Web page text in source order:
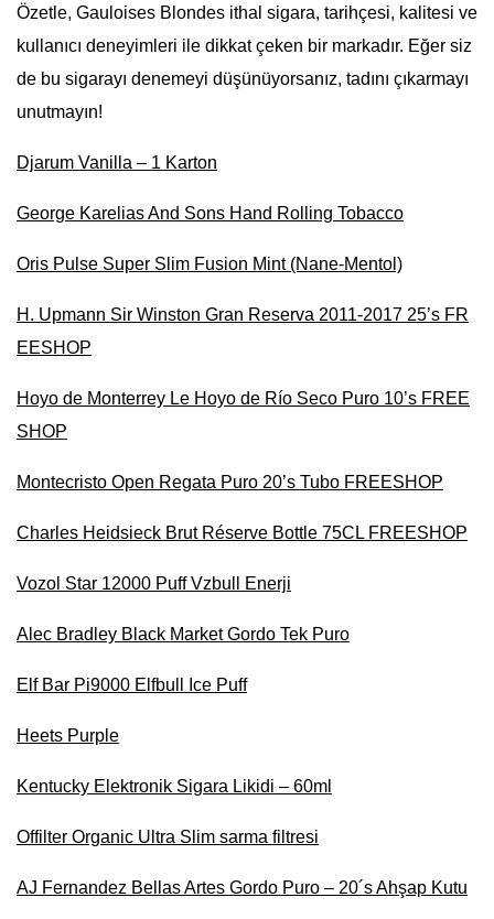
Özetle, Gauloises Blondes ithal sigara, tarihçesi, kalitesi ve
kullanıcı deneyimleri ile dikkat çeken bir markadır. Eğer siz
de bu sigarayı denemeyi düşünüyorsanız, tadını çıkarmayı
unutmayın!
Djarum Vanilla – 1 Karton
George Karelias And Sons Hand Rolling Tobacco
Oris Pulse Super Slim Fusion Mint (Nane-Mentol)
H. Upmann Sir Winston Gran Reserva 2011-2017 25’s FR
EESHOP
Hoyo de Monterrey Le Hoyo de Río Seco Puro 10’s FREE
SHOP
Montecristo Open Regata Puro 20’s Tubo FREESHOP
Charles Heidsieck Brut Réserve Bottle 75CL FREESHOP
Vozol Star 12000 Puff Vzbull Enerji
Alec Bradley Black Market Gordo Tek Puro
Elf Bar Pi9000 Elfbull Ice Puff
Heets Purple
Kentucky Elektronik Sigara Likidi – 60ml
Offilter Organic Ultra Slim sarma filtresi
AJ Fernandez Bellas Artes Gordo Puro – 20´s Ahşap Kutu